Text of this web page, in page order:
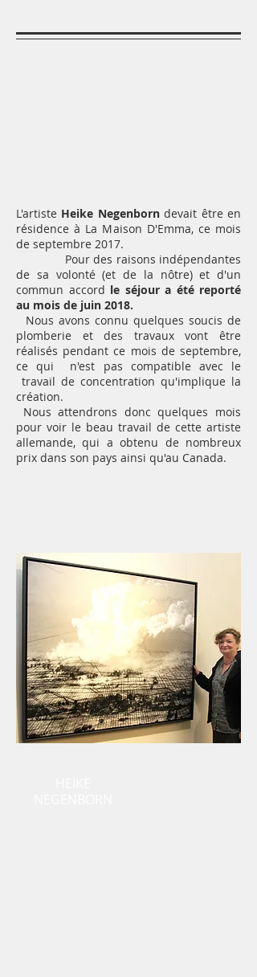
L'artiste Heike Negenborndevait être en
résidence à La Maison D'Emma, ce mois
de septembre 2017.
Pour des raisons indépendantes
de sa volonté (et de la nôtre) et d'un
commun accord le séjour a été reporté
au mois de juin 2018.
Nous avons connu quelques soucis de
plomberie et des travaux vont être
réalisés pendant ce mois de septembre,
ce qui n'est pas compatible avec le
travail de concentration qu'implique la
création.
Nous attendrons donc quelques mois
pour voir le beau travail de cette artiste
allemande, qui a obtenu de nombreux
prix dans son pays ainsi qu'au Canada.